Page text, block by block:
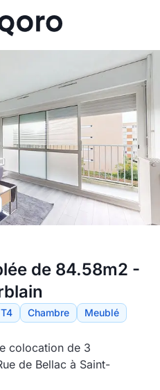
de 84.58m2 -
T4 Chambre Meublé
colocation de 3
de Bellac à Saint-